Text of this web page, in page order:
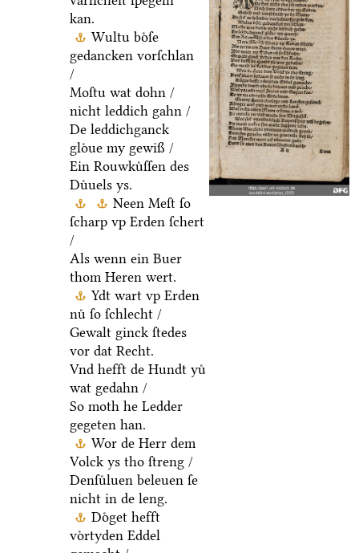
kan.
Wultu boͤſe
gedancken vorſchlan
/
Moſtu wat dohn /
nicht leddich gahn /
De leddichganck
gloͤue my gewiß /
Ein Rouwkuͤſſen des
Duͤuels ys.
Neen Meſt ſo
ſcharp vp Erden ſchert
/
Als wenn ein Buer
thom Heren wert.
Ydt wart vp Erden
nuͤ ſo ſchlecht /
Gewalt ginck ſtedes
vor dat Recht.
Vnd hefft de Hundt yuͤ
wat gedahn /
So moth he Ledder
gegeten han.
Wor de Herr dem
Volck ys tho ſtreng /
Denſuͤluen beleuen ſe
nicht in de leng.
Doͤget hefft
voͤrtyden Eddel